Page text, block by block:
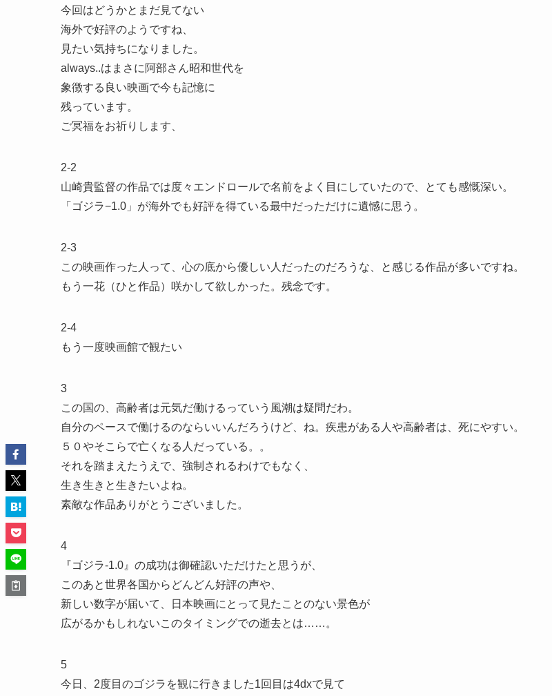
今回はどうかとまだ見てない
海外で好評のようですね、
見たい気持ちになりました。
always..はまさに阿部さん昭和世代を
象徴する良い映画で今も記憶に
残っています。
ご冥福をお祈りします、
2-2
山崎貴監督の作品では度々エンドロールで名前をよく目にしていたので、とても感慨深い。
「ゴジラ−1.0」が海外でも好評を得ている最中だっただけに遺憾に思う。
2-3
この映画作った人って、心の底から優しい人だったのだろうな、と感じる作品が多いですね。
もう一花（ひと作品）咲かして欲しかった。残念です。
2-4
もう一度映画館で観たい
3
この国の、高齢者は元気だ働けるっていう風潮は疑問だわ。
自分のペースで働けるのならいいんだろうけど、ね。疾患がある人や高齢者は、死にやすい。
５０やそこらで亡くなる人だっている。。
それを踏まえたうえで、強制されるわけでもなく、
生き生きと生きたいよね。
素敵な作品ありがとうございました。
4
『ゴジラ-1.0』の成功は御確認いただけたと思うが、
このあと世界各国からどんどん好評の声や、
新しい数字が届いて、日本映画にとって見たことのない景色が
広がるかもしれないこのタイミングでの逝去とは……。
5
今日、2度目のゴジラを観に行きました1回目は4dxで見て